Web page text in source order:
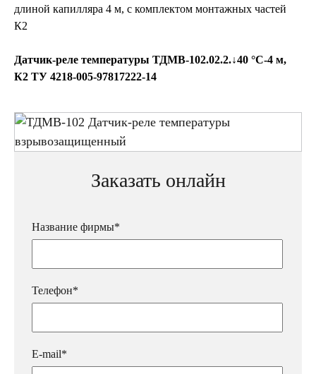
длиной капилляра 4 м, с комплектом монтажных частей
К2
Датчик-реле температуры ТДМВ-102.02.2.↓40 °С-4 м,
К2 ТУ 4218-005-97817222-14
Заказать онлайн
Название фирмы*
Телефон*
E-mail*